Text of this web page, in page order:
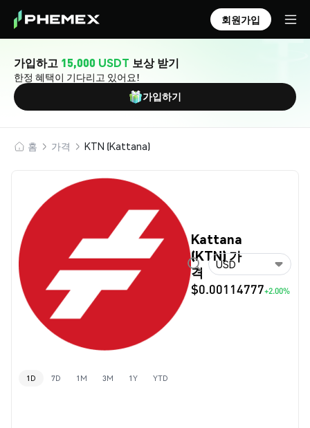
회원가입
가입하고 15,000 USDT 보상 받기
한정 혜택이 기다리고 있어요!
가입하기
홈 가격 KTN (Kattana)
Kattana
(KTN) 가
격
$0.00114777+2.00%
USD
1D 7D 1M 3M 1Y YTD